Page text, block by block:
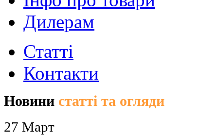
Дилерам
Статті
Контакти
Новини статті та огляди
27 Март